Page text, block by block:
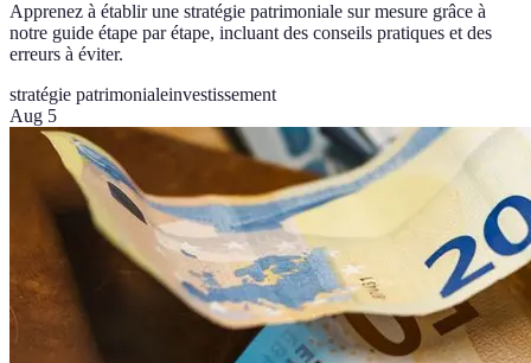
Apprenez à établir une stratégie patrimoniale sur mesure grâce à
notre guide étape par étape, incluant des conseils pratiques et des
erreurs à éviter.
stratégie patrimonialeinvestissement
Aug 5